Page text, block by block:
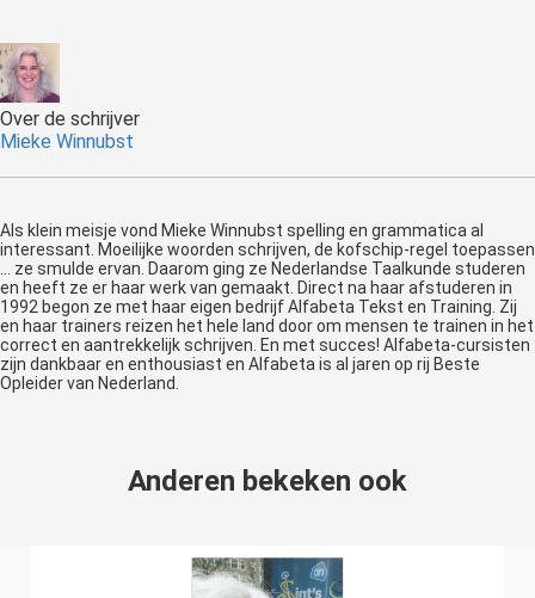
Over de schrijver
Mieke Winnubst
Als klein meisje vond Mieke Winnubst spelling en grammatica al
interessant. Moeilijke woorden schrijven, de kofschip-regel toepassen
... ze smulde ervan. Daarom ging ze Nederlandse Taalkunde studeren
en heeft ze er haar werk van gemaakt. Direct na haar afstuderen in
1992 begon ze met haar eigen bedrijf Alfabeta Tekst en Training. Zij
en haar trainers reizen het hele land door om mensen te trainen in het
correct en aantrekkelijk schrijven. En met succes! Alfabeta-cursisten
zijn dankbaar en enthousiast en Alfabeta is al jaren op rij Beste
Opleider van Nederland.
Anderen bekeken ook